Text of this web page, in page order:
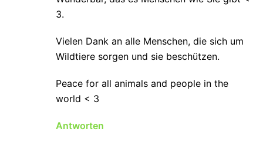
3.
Vielen Dank an alle Menschen, die sich um
Wildtiere sorgen und sie beschützen.
Peace for all animals and people in the
world < 3
Antworten